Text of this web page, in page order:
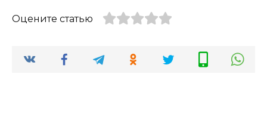
Оцените статью